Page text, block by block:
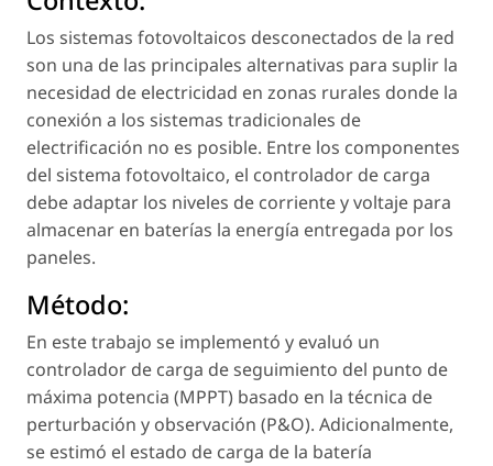
Los sistemas fotovoltaicos desconectados de la red
son una de las principales alternativas para suplir la
necesidad de electricidad en zonas rurales donde la
conexión a los sistemas tradicionales de
electrificación no es posible. Entre los componentes
del sistema fotovoltaico, el controlador de carga
debe adaptar los niveles de corriente y voltaje para
almacenar en baterías la energía entregada por los
paneles.
Método:
En este trabajo se implementó y evaluó un
controlador de carga de seguimiento del punto de
máxima potencia (MPPT) basado en la técnica de
perturbación y observación (P&O). Adicionalmente,
se estimó el estado de carga de la batería